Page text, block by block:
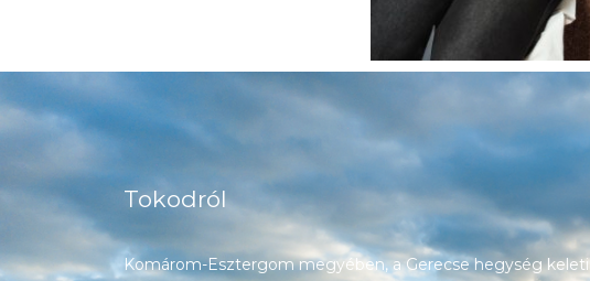
Tokodról
Komárom-Esztergom megyében, a Gerecse hegység keleti